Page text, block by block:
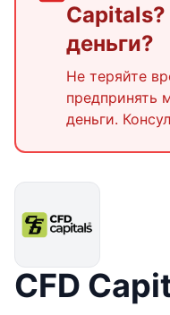
Capitals
деньги?
Не теряйте
предпринять
деньги.
CFD